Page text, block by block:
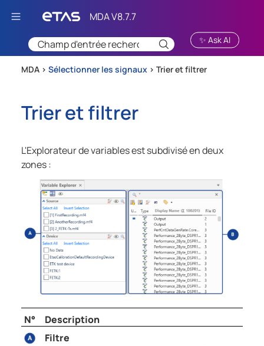
Passer au contenu principal
✨ Ask AI
MDA > Sélectionner les signaux > Trier et filtrer
Trier et filtrer
L'Explorateur de variables est subdivisé en deux
zones :
N°
Description
Filtre